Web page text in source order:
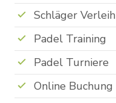
Schläger Verleih
Padel Training
Padel Turniere
Online Buchung